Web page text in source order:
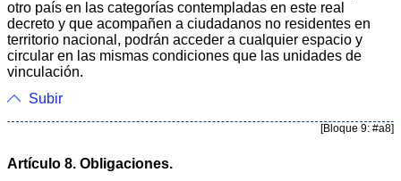
otro país en las categorías contempladas en este real
decreto y que acompañen a ciudadanos no residentes en
territorio nacional, podrán acceder a cualquier espacio y
circular en las mismas condiciones que las unidades de
vinculación.
Subir
[Bloque 9: #a8]
Artículo 8. Obligaciones.